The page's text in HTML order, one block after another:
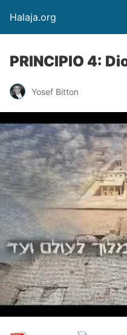
Halaja.org
PRINCIPIO 4:
Yosef Bitton